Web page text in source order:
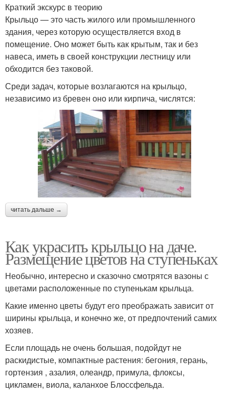
Краткий экскурс в теорию
Крыльцо — это часть жилого или промышленного
здания, через которую осуществляется вход в
помещение. Оно может быть как крытым, так и без
навеса, иметь в своей конструкции лестницу или
обходится без таковой.
Среди задач, которые возлагаются на крыльцо,
независимо из бревен оно или кирпича, числятся:
читать дальше →
Как украсить крыльцо на даче.
Размещение цветов на ступеньках
Необычно, интересно и сказочно смотрятся вазоны с
цветами расположенные по ступенькам крыльца.
Какие именно цветы будут его преображать зависит от
ширины крыльца, и конечно же, от предпочтений самих
хозяев.
Если площадь не очень большая, подойдут не
раскидистые, компактные растения: бегония, герань,
гортензия , азалия, олеандр, примула, флоксы,
цикламен, виола, каланхое Блоссфельда.